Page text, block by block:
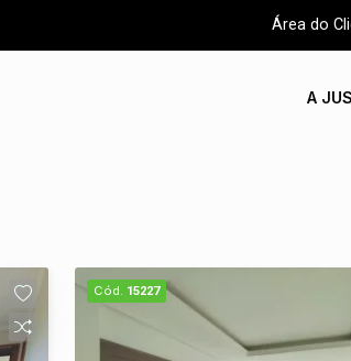
Área do
A
Cód. 15227